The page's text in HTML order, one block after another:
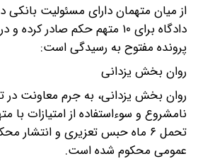
از میان متهمان دارای مسئولیت
دادگاه برای ۱۰ متهم حکم صادر
پرونده مفتوح به رسیدگی است:
روان بخش یزدانی
روان بخش یزدانی، به جرم معاونت در
نامشروع و سوءاستفاده از امتیازات با
تحمل ۶ ماه حبس تعزیری و
عمومی محکوم شده است.